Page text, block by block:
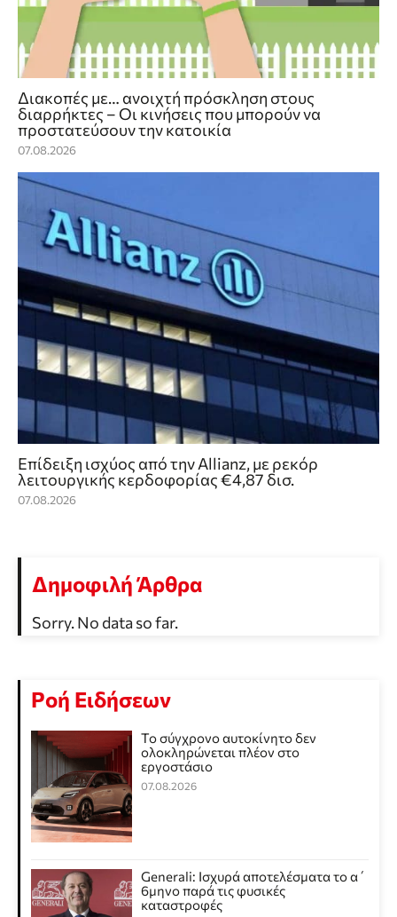
Διακοπές με… ανοιχτή πρόσκληση στους
διαρρήκτες – Οι κινήσεις που μπορούν να
προστατεύσουν την κατοικία
07.08.2026
Επίδειξη ισχύος από την Allianz, με ρεκόρ
λειτουργικής κερδοφορίας €4,87 δισ.
07.08.2026
Δημοφιλή Άρθρα
Sorry. No data so far.
Ροή Ειδήσεων
Το σύγχρονο αυτοκίνητο δεν
ολοκληρώνεται πλέον στο
εργοστάσιο
07.08.2026
Generali: Ισχυρά αποτελέσματα το α΄
6μηνο παρά τις φυσικές
καταστροφές